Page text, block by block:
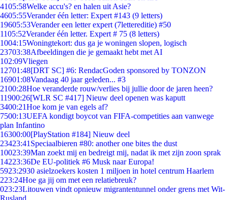
4105:58Welke accu's? en halen uit Asie?
4605:55Verander één letter: Expert #143 (9 letters)
19605:53Verander een letter expert (7lettereditie) #50
1105:52Verander één letter. Expert # 75 (8 letters)
1004:15Woningtekort: dus ga je woningen slopen, logisch
23703:38Afbeeldingen die je gemaakt hebt met AI
102:09Vliegen
12701:48[DRT SC] #6: RendacGoden sponsored by TONZON
16901:08Vandaag 40 jaar geleden... #3
2100:28Hoe veranderde rouw/verlies bij jullie door de jaren heen?
11900:26[WLR SC #417] Nieuw deel openen was kaputt
3400:21Hoe kom je van egels af?
7500:13UEFA kondigt boycot van FIFA-competities aan vanwege
plan Infantino
16300:00[PlayStation #184] Nieuw deel
23423:41 Speciaalbieren #80: another one bites the dust
10023:39Man zoekt mij en bedreigt mij, nadat ik met zijn zoon sprak
14223:36De EU-politiek #6 Musk naar Europa!
5923:2930 asielzoekers kosten 1 miljoen in hotel centrum Haarlem
223:24Hoe ga jij om met een relatiebreuk?
023:23Litouwen vindt opnieuw migrantentunnel onder grens met Wit-
Rusland